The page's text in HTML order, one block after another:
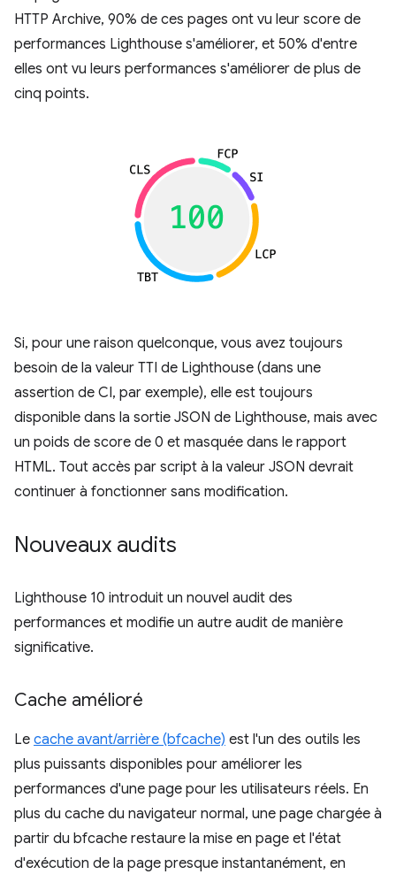
HTTP Archive, 90% de ces pages ont vu leur score de
performances Lighthouse s'améliorer, et 50% d'entre
elles ont vu leurs performances s'améliorer de plus de
cinq points.
Si, pour une raison quelconque, vous avez toujours
besoin de la valeur TTI de Lighthouse (dans une
assertion de CI, par exemple), elle est toujours
disponible dans la sortie JSON de Lighthouse, mais avec
un poids de score de 0 et masquée dans le rapport
HTML. Tout accès par script à la valeur JSON devrait
continuer à fonctionner sans modification.
Nouveaux audits
Lighthouse 10 introduit un nouvel audit des
performances et modifie un autre audit de manière
significative.
Cache amélioré
Le cache avant/arrière (bfcache) est l'un des outils les
plus puissants disponibles pour améliorer les
performances d'une page pour les utilisateurs réels. En
plus du cache du navigateur normal, une page chargée à
partir du bfcache restaure la mise en page et l'état
d'exécution de la page presque instantanément, en